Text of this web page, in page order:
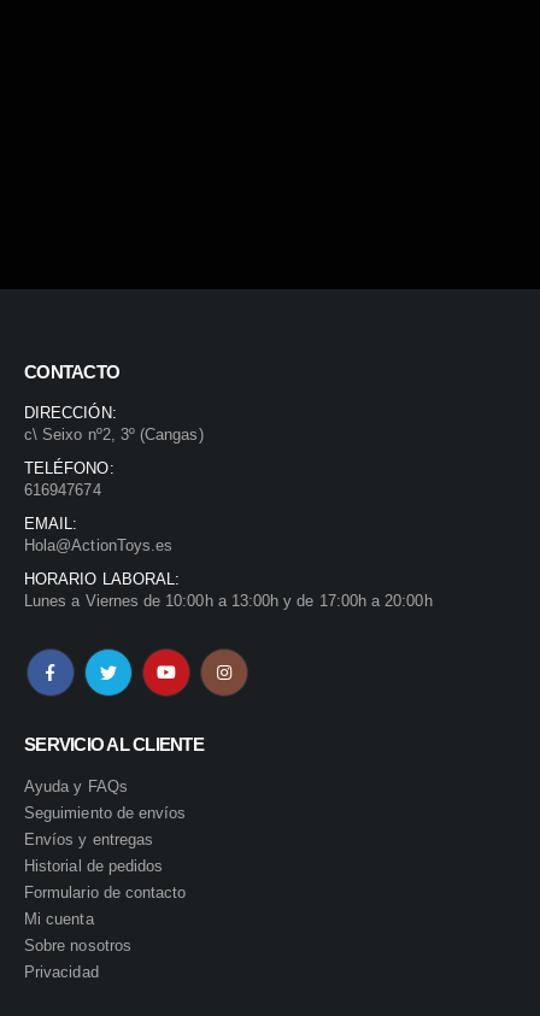
CONTACTO
DIRECCIÓN:
c\ Seixo nº2, 3º (Cangas)
TELÉFONO:
616947674
EMAIL:
Hola@ActionToys.es
HORARIO LABORAL:
Lunes a Viernes de 10:00h a 13:00h y de 17:00h a 20:00h
SERVICIO AL CLIENTE
Ayuda y FAQs
Seguimiento de envíos
Envíos y entregas
Historial de pedidos
Formulario de contacto
Mi cuenta
Sobre nosotros
Privacidad